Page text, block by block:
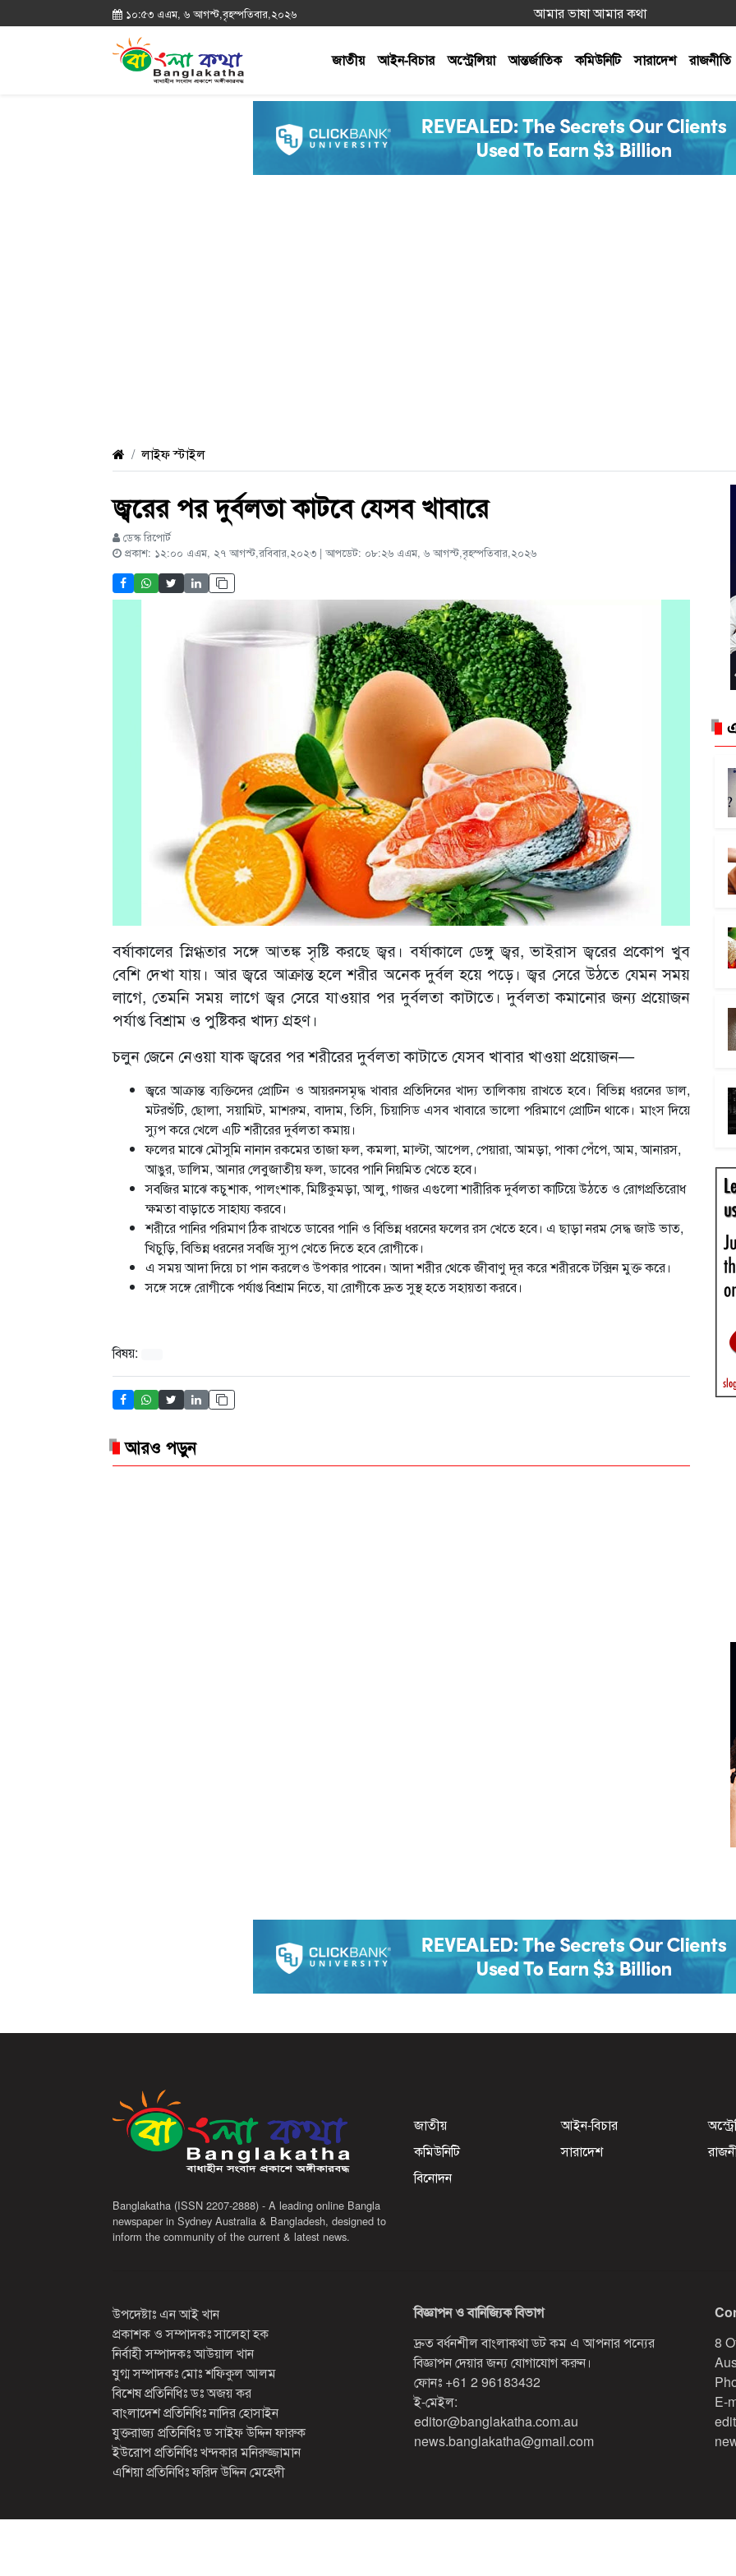
১০:৫৩ এএম, ৬ আগস্ট,বৃহস্পতিবার,২০২৬ আমার ভাষা আমার কথা
জাতীয় আইন-বিচার অস্ট্রেলিয়া আন্তর্জাতিক কমিউনিটি সারাদেশ রাজনীতি
লাইফ স্টাইল
জ্বরের পর দুর্বলতা কাটবে যেসব খাবারে
ডেস্ক রিপোর্ট
প্রকাশ: ১২:০০ এএম, ২৭ আগস্ট,রবিবার,২০২৩ | আপডেট: ০৮:২৬ এএম, ৬ আগস্ট,বৃহস্পতিবার,২০২৬
বর্ষাকালের স্নিগ্ধতার সঙ্গে আতঙ্ক সৃষ্টি করছে জ্বর। বর্ষাকালে ডেঙ্গু জ্বর, ভাইরাস জ্বরের প্রকোপ খুব
বেশি দেখা যায়। আর জ্বরে আক্রান্ত হলে শরীর অনেক দুর্বল হয়ে পড়ে। জ্বর সেরে উঠতে যেমন সময়
লাগে, তেমনি সময় লাগে জ্বর সেরে যাওয়ার পর দুর্বলতা কাটাতে। দুর্বলতা কমানোর জন্য প্রয়োজন
পর্যাপ্ত বিশ্রাম ও পুষ্টিকর খাদ্য গ্রহণ।
চলুন জেনে নেওয়া যাক জ্বরের পর শরীরের দুর্বলতা কাটাতে যেসব খাবার খাওয়া প্রয়োজন—
জ্বরে আক্রান্ত ব্যক্তিদের প্রোটিন ও আয়রনসমৃদ্ধ খাবার প্রতিদিনের খাদ্য তালিকায় রাখতে হবে। বিভিন্ন ধরনের ডাল,
মটরশুঁটি, ছোলা, সয়ামিট, মাশরুম, বাদাম, তিসি, চিয়াসিড এসব খাবারে ভালো পরিমাণে প্রোটিন থাকে। মাংস দিয়ে
স্যুপ করে খেলে এটি শরীরের দুর্বলতা কমায়।
ফলের মাঝে মৌসুমি নানান রকমের তাজা ফল, কমলা, মাল্টা, আপেল, পেয়ারা, আমড়া, পাকা পেঁপে, আম, আনারস,
আঙুর, ডালিম, আনার লেবুজাতীয় ফল, ডাবের পানি নিয়মিত খেতে হবে।
সবজির মাঝে কচুশাক, পালংশাক, মিষ্টিকুমড়া, আলু, গাজর এগুলো শারীরিক দুর্বলতা কাটিয়ে উঠতে ও রোগপ্রতিরোধ
ক্ষমতা বাড়াতে সাহায্য করবে।
শরীরে পানির পরিমাণ ঠিক রাখতে ডাবের পানি ও বিভিন্ন ধরনের ফলের রস খেতে হবে। এ ছাড়া নরম সেদ্ধ জাউ ভাত,
খিচুড়ি, বিভিন্ন ধরনের সবজি স্যুপ খেতে দিতে হবে রোগীকে।
এ সময় আদা দিয়ে চা পান করলেও উপকার পাবেন। আদা শরীর থেকে জীবাণু দূর করে শরীরকে টক্সিন মুক্ত করে।
সঙ্গে সঙ্গে রোগীকে পর্যাপ্ত বিশ্রাম নিতে, যা রোগীকে দ্রুত সুস্থ হতে সহায়তা করবে।
বিষয়:
আরও পড়ুন
Banglakatha (ISSN 2207-2888) - A leading online Bangla
newspaper in Sydney Australia & Bangladesh, designed to
inform the community of the current & latest news.
জাতীয় আইন-বিচার
কমিউনিটি
সারাদেশ
বিনোদন
উপদেষ্টাঃ এন আই খান
প্রকাশক ও সম্পাদকঃ সালেহা হক
নির্বাহী সম্পাদকঃ আউয়াল খান
যুগ্ম সম্পাদকঃ মোঃ শফিকুল আলম
বিশেষ প্রতিনিধিঃ ডঃ অজয় কর
বাংলাদেশ প্রতিনিধিঃ নাদির হোসাইন
যুক্তরাজ্য প্রতিনিধিঃ ড সাইফ উদ্দিন ফারুক
ইউরোপ প্রতিনিধিঃ খন্দকার মনিরুজ্জামান
এশিয়া প্রতিনিধিঃ ফরিদ উদ্দিন মেহেদী
বিজ্ঞাপন ও বানিজ্যিক বিভাগ
দ্রুত বর্ধনশীল বাংলাকথা ডট কম এ আপনার পন্যের
বিজ্ঞাপন দেয়ার জন্য যোগাযোগ করুন।
ফোনঃ +61 2 96183432
ই-মেইল:
editor@banglakatha.com.au
news.banglakatha@gmail.com
8
E-